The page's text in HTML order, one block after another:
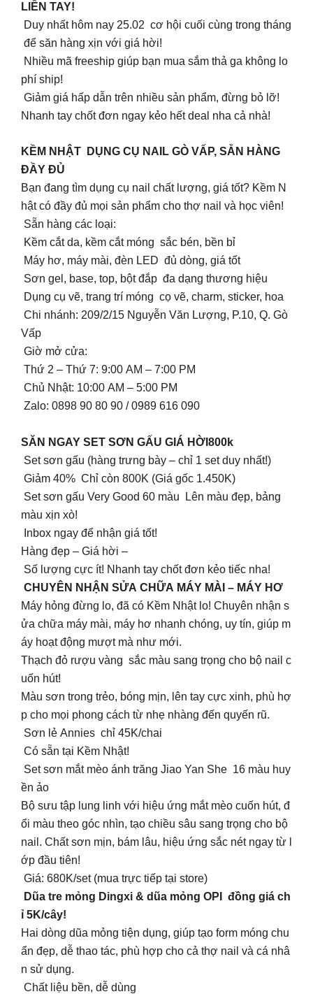
LIỀN TAY!
Duy nhất hôm nay 25.02 cơ hội cuối cùng trong tháng
để săn hàng xịn với giá hời!
Nhiều mã freeship giúp bạn mua sắm thả ga không lo
phí ship!
Giảm giá hấp dẫn trên nhiều sản phẩm, đừng bỏ lỡ!
Nhanh tay chốt đơn ngay kẻo hết deal nha cả nhà!
KỀM NHẬT DỤNG CỤ NAIL GÒ VẤP, SẴN HÀNG
ĐẦY ĐỦ
Bạn đang tìm dụng cụ nail chất lượng, giá tốt? Kềm N
hật có đầy đủ mọi sản phẩm cho thợ nail và học viên!
Sẵn hàng các loại:
Kềm cắt da, kềm cắt móng sắc bén, bền bỉ
Máy hơ, máy mài, đèn LED đủ dòng, giá tốt
Sơn gel, base, top, bột đắp đa dạng thương hiệu
Dụng cụ vẽ, trang trí móng cọ vẽ, charm, sticker, hoa
Chi nhánh: 209/2/15 Nguyễn Văn Lượng, P.10, Q. Gò
Vấp
Giờ mở cửa:
Thứ 2 – Thứ 7: 9:00 AM – 7:00 PM
Chủ Nhật: 10:00 AM – 5:00 PM
Zalo: 0898 90 80 90 / 0989 616 090
SĂN NGAY SET SƠN GẤU GIÁ HỜI800k
Set sơn gấu (hàng trưng bày – chỉ 1 set duy nhất!)
Giảm 40% Chỉ còn 800K (Giá gốc 1.450K)
Set sơn gấu Very Good 60 màu Lên màu đẹp, bảng
màu xịn xò!
Inbox ngay để nhận giá tốt!
Hàng đẹp – Giá hời –
Số lượng cực ít! Nhanh tay chốt đơn kẻo tiếc nha!
CHUYÊN NHẬN SỬA CHỮA MÁY MÀI – MÁY HƠ
Máy hỏng đừng lo, đã có Kềm Nhật lo! Chuyên nhận s
ửa chữa máy mài, máy hơ nhanh chóng, uy tín, giúp m
áy hoạt động mượt mà như mới.
Thạch đỏ rượu vàng sắc màu sang trọng cho bộ nail c
uốn hút!
Màu sơn trong trẻo, bóng mịn, lên tay cực xinh, phù hợ
p cho mọi phong cách từ nhẹ nhàng đến quyến rũ.
Sơn lẻ Annies chỉ 45K/chai
Có sẵn tại Kềm Nhật!
Set sơn mắt mèo ánh trăng Jiao Yan She 16 màu huy
ền ảo
Bộ sưu tập lung linh với hiệu ứng mắt mèo cuốn hút, đ
ổi màu theo góc nhìn, tạo chiều sâu sang trọng cho bộ
nail. Chất sơn mịn, bám lâu, hiệu ứng sắc nét ngay từ l
ớp đầu tiên!
Giá: 680K/set (mua trực tiếp tại store)
Dũa tre mỏng Dingxi & dũa mỏng OPI đồng giá ch
ỉ 5K/cây!
Hai dòng dũa mỏng tiện dụng, giúp tạo form móng chu
ẩn đẹp, dễ thao tác, phù hợp cho cả thợ nail và cá nhâ
n sử dụng.
Chất liệu bền, dễ dùng